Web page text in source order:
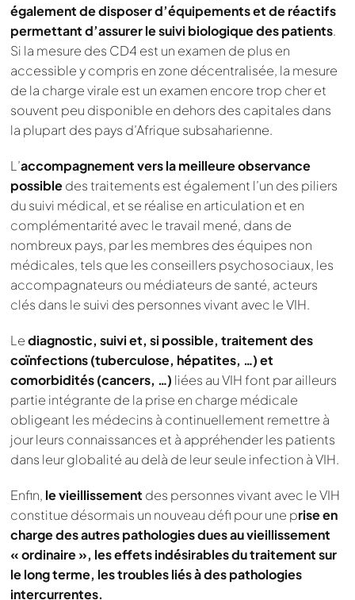
également de disposer d’équipements et de réactifs
permettant d’assurer le suivi biologique des patients.
Si la mesure des CD4 est un examen de plus en
accessible y compris en zone décentralisée, la mesure
de la charge virale est un examen encore trop cher et
souvent peu disponible en dehors des capitales dans
la plupart des pays d’Afrique subsaharienne.
L’accompagnement vers la meilleure observance
possibledes traitements est également l’un des piliers
du suivi médical, et se réalise en articulation et en
complémentarité avec le travail mené, dans de
nombreux pays, par les membres des équipes non
médicales, tels que les conseillers psychosociaux, les
accompagnateurs ou médiateurs de santé, acteurs
clés dans le suivi des personnes vivant avec le VIH.
Lediagnostic, suivi et, si possible, traitement des
coïnfections (tuberculose, hépatites, …) et
comorbidités (cancers, …) liées au VIH font par ailleurs
partie intégrante de la prise en charge médicale
obligeant les médecins à continuellement remettre à
jour leurs connaissances et à appréhender les patients
dans leur globalité au delà de leur seule infection à VIH.
Enfin, le vieillissement des personnes vivant avec le VIH
constitue désormais un nouveau défi pour une prise en
charge des autres pathologies dues au vieillissement
« ordinaire », les effets indésirables du traitement sur
le long terme, les troubles liés à des pathologies
intercurrentes.